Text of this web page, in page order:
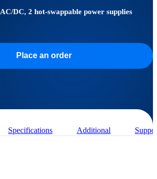
AC/DC, 2 hot-swappable power supplies
Place an order
Specifications Additional